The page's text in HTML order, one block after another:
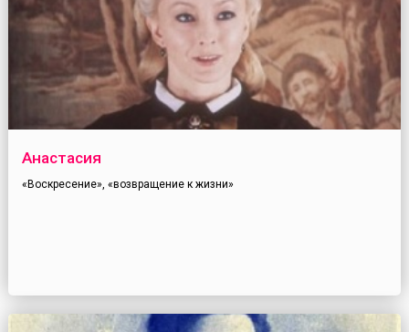
Анастасия
«Воскресение», «возвращение к жизни»